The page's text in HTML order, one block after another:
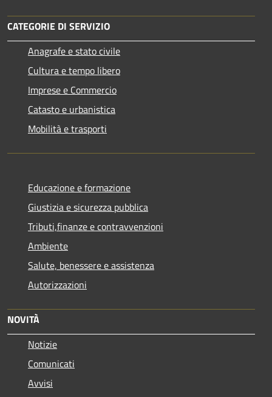
CATEGORIE DI SERVIZIO
Anagrafe e stato civile
Cultura e tempo libero
Imprese e Commercio
Catasto e urbanistica
Mobilità e trasporti
Educazione e formazione
Giustizia e sicurezza pubblica
Tributi,finanze e contravvenzioni
Ambiente
Salute, benessere e assistenza
Autorizzazioni
NOVITÀ
Notizie
Comunicati
Avvisi